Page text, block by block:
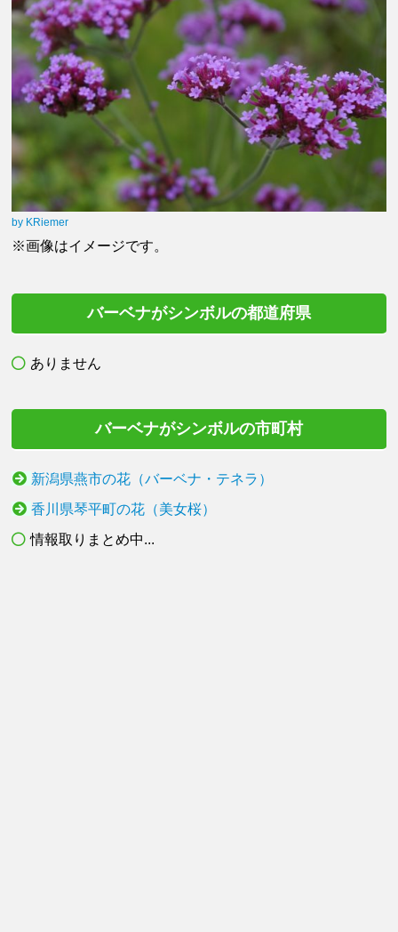
by KRiemer
※画像はイメージです。
バーベナがシンボルの都道府県
ありません
バーベナがシンボルの市町村
新潟県燕市の花（バーベナ・テネラ）
香川県琴平町の花（美女桜）
情報取りまとめ中...